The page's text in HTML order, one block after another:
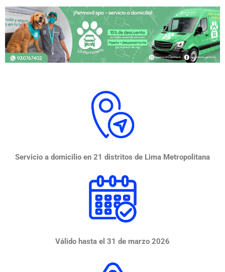
Servicio a domicilio en 21 distritos de Lima Metropolitana
Válido hasta el 31 de marzo 2026